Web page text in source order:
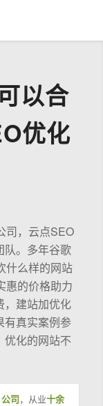
以合
优化
司，云点SEO
队。多年谷歌
什么样的网站
惠的价格助力
，建站加优化
有真实案例参
优化的网站不
司，从业十余